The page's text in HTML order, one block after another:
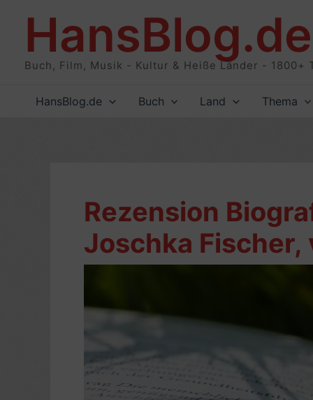
HansBlog.de
Buch, Film, Musik - Kultur & Heiße Länder - 1800+
HansBlog.de Buch Land Thema
Rezension
Joschka